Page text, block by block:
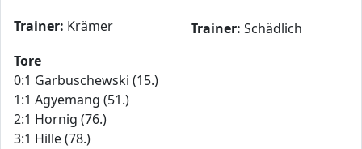
Trainer: Krämer Trainer: Schädlich
Tore
0:1 Garbuschewski (15.)
1:1 Agyemang (51.)
2:1 Hornig (76.)
3:1 Hille (78.)